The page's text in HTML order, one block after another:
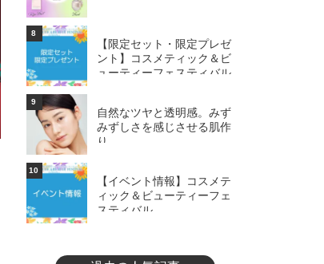
8
【限定セット・限定プレゼ
ント】コスメティック＆ビ
ューティーフェスティバル
9
自然なツヤと透明感。みず
みずしさを感じさせる肌作
り
10
【イベント情報】コスメテ
ィック＆ビューティーフェ
スティバル